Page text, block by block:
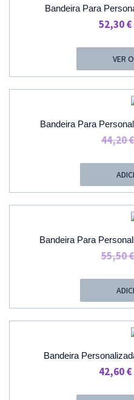
Bandeira Para
52,30€
VER
Bandeira Para
44,20€
Bandeira Para
55,50€
Bandeira
42,60€